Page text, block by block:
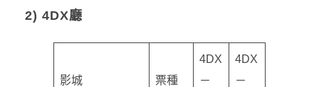
2) 4DX廳
影城 票種
4DX
－
4DX
－